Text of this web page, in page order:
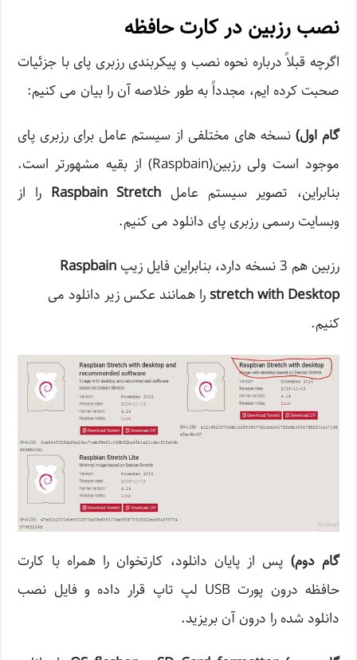
نصب رزبین در کارت حافظه
اگرچه قبلاً درباره نحوه نصب و پیکربندی رزبری پای با جزئیات
صحبت کرده ایم، مجدداً به طور خلاصه آن را بیان می کنیم:
گام اول) نسخه های مختلفی از سیستم عامل برای رزبری پای
موجود است ولی رزبین(Raspbain) از بقیه مشهورتر است.
بنابراین، تصویر سیستم عامل Raspbain Stretch را از
وبسایت رسمی رزبری پای دانلود می کنیم.
رزبین هم 3 نسخه دارد، بنابراین فایل زیپ
Raspbain
stretch with Desktop را همانند عکس زیر دانلود می
کنیم.
گام دوم) پس از پایان دانلود، کارتخوان را همراه با کارت
حافظه درون پورت USB لپ تاپ قرار داده و فایل نصب
دانلود شده را درون آن بریزید.